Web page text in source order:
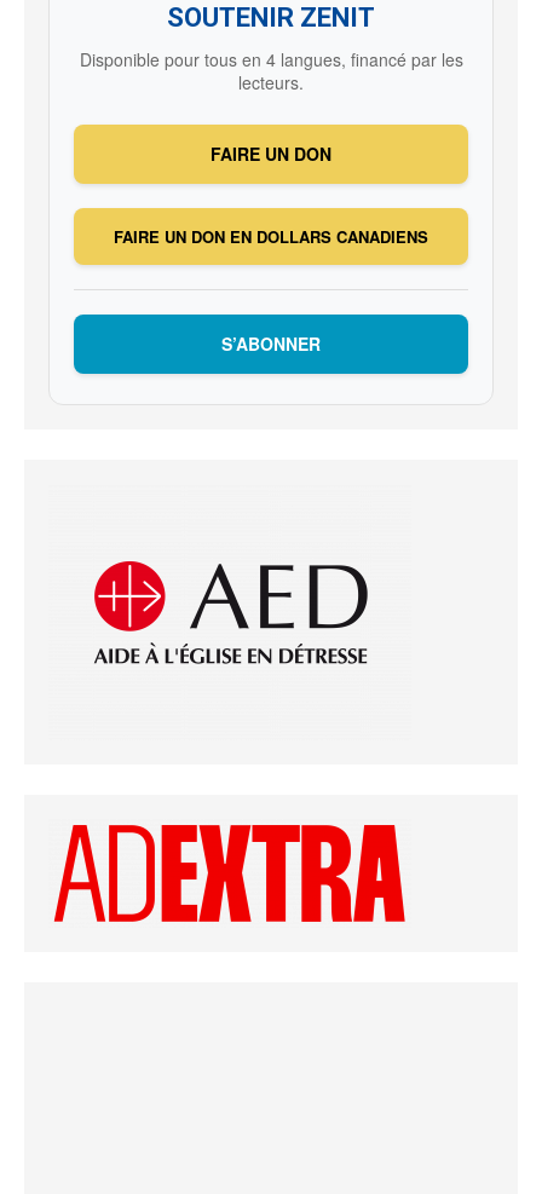
SOUTENIR ZENIT
Disponible pour tous en 4 langues, financé par les
lecteurs.
FAIRE UN DON
FAIRE UN DON EN DOLLARS CANADIENS
S’ABONNER